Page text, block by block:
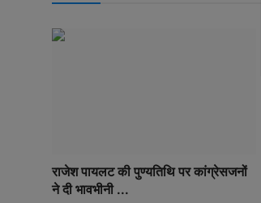
राजेश पायलट की पुण्यतिथि पर कांग्रेसजनों
ने दी भावभीनी ...